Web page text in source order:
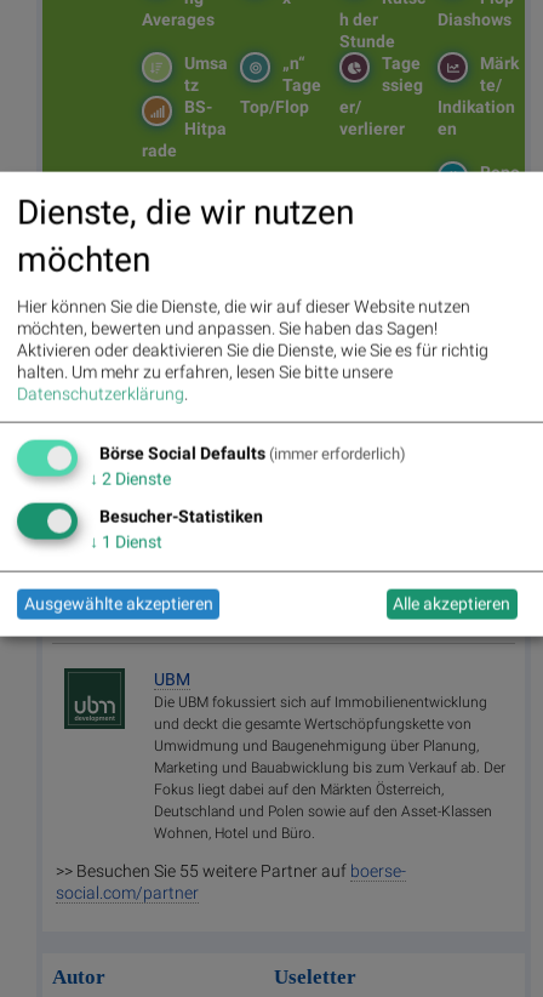
Diashows
h der
Stunde
Averages
Märk
te/
Indikation
en
Tage
ssieg
er/
verlierer
„n“
Tage
Top/Flop
Umsa
tz
BS-
Hitpa
rade
Repo
Bildnachweis
1. BSN Group PCB (Printed Circuit Board Producer & Clients)
Performancevergleich YTD, Stand: 21.03.2026
Aktien auf dem Radar:
Semperit,EuroTeleSites AG,Flughafen Wien,Porr,SBO,Athos
Immobilien,Marinomed Biotech,Österreichische Post
Adisa
BTV AG ,BKS Bank Stamm
Symrise,Bayer,Fresenius Medical Care
Fresenius ,Hannover Rück
Random Partner
UBM
Die UBM fokussiert sich auf Immobilienentwicklung
und deckt die gesamte Wertschöpfungskette von
Umwidmung und Baugenehmigung über Planung,
Marketing und Bauabwicklung bis zum Verkauf ab. Der
Fokus liegt dabei auf den Märkten Österreich,
Deutschland und Polen sowie auf den Asset-Klassen
Wohnen, Hotel und Büro.
>> Besuchen Sie 55 weitere Partner auf boerse-
social.com/partner
Autor Useletter
Dienste, die wir nutzen
möchten
Hier können Sie die Dienste, die wir auf dieser Website nutzen
möchten, bewerten und anpassen. Sie haben das Sagen!
Aktivieren oder deaktivieren Sie die Dienste, wie Sie es für richtig
halten. Um mehr zu erfahren, lesen Sie bitte unsere
Datenschutzerklärung.
Börse Social Defaults (immer erforderlich)
↓ 2 Dienste
Besucher-Statistiken
↓ 1 Dienst
Ausgewählte akzeptieren Alle akzeptieren